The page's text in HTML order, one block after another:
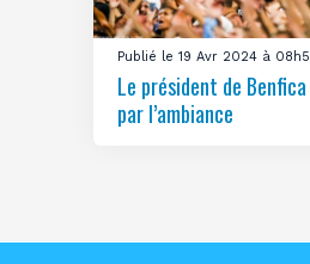
Publié le 19 Avr 2024 à
Le président de
par l’ambiance